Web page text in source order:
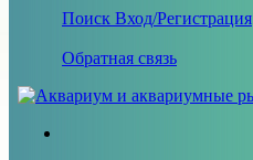
Поиск Вход/Регистрация
Обратная связь